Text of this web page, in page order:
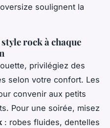
soulignent la
rock à chaque
privilégiez des
selon votre confort. Les
convenir aux petits
Pour une soirée, misez
: robes fluides, dentelles